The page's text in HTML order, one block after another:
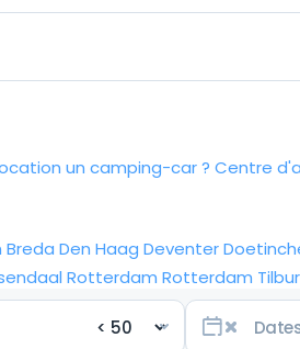
un camping-car ? Centre
Breda Den Haag Deventer
Rotterdam Rotterdam